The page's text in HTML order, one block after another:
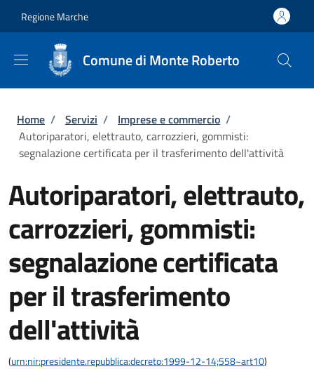
Regione Marche
Comune di Monte Roberto
Briciole di pane
Home / Servizi / Imprese e commercio /
Autoriparatori, elettrauto, carrozzieri, gommisti:
segnalazione certificata per il trasferimento dell'attività
Autoriparatori, elettrauto,
carrozzieri, gommisti:
segnalazione certificata
per il trasferimento
dell'attività
(urn:nir:presidente.repubblica:decreto:1999-12-14;558~art10)